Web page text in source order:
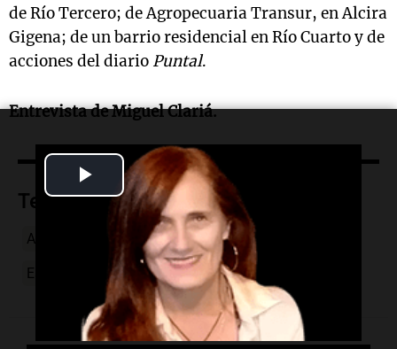
Play
Video
de Río Tercero; de Agropecuaria Transur, en Alcira
Gigena; de un barrio residencial en Río Cuarto y de
acciones del diario Puntal.
Entrevista de Miguel Clariá.
Temas
Alicio Dagatti Camión narco Cárcel de Bouwer
Escándalo Detenidos